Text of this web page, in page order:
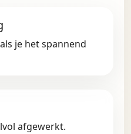
je het spannend
afgewerkt.